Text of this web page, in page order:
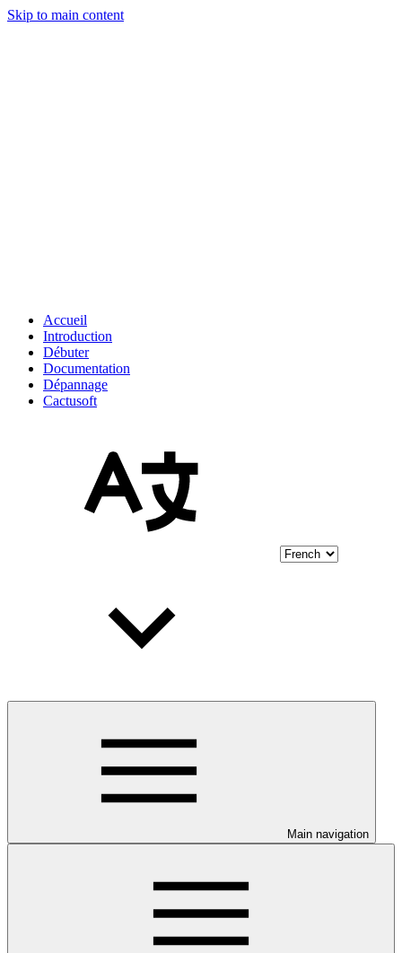
Skip to main content
Accueil
Introduction
Débuter
Documentation
Dépannage
Cactusoft
Main navigation